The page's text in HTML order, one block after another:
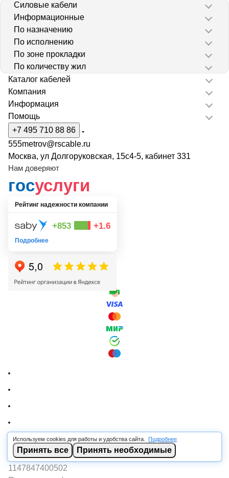
Используем cookies для работы и удобства сайта. Подробнее
Принять все Принять необходимые
Силовые кабели
Информационные
По назначению
По исполнению
По зоне прокладки
По количеству жил
Каталог кабелей
Компания
Информация
Помощь
+7 495 710 88 86
555metrov@rscable.ru
Москва, ул Долгоруковская, 15с4-5, кабинет 331
Нам доверяют
госуслуги
Рейтинг надежности компании
+853 +1.6
Подробнее
© 2026 RSCABLE.RU - Оптовая продажа кабеля
ООО «РОСКАБ», ИНН 7802877462, ОГРН
1147847400502